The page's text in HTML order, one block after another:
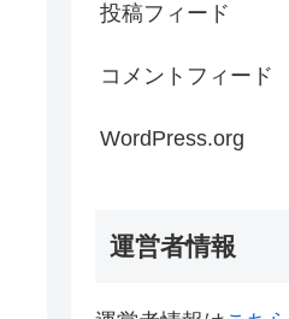
投稿フィード
コメントフィード
WordPress.org
運営者情報